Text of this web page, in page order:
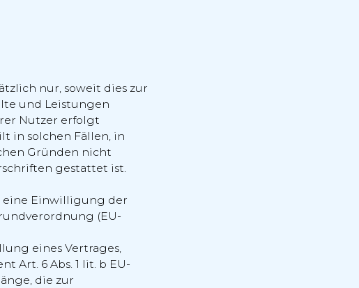
nur, soweit dies zur
und Leistungen
Nutzer erfolgt
in solchen Fällen, in
Gründen nicht
gestattet ist.
eine Einwilligung der
(EU-
eines Vertrages,
Art. 6 Abs. 1 lit. b EU-
die zur